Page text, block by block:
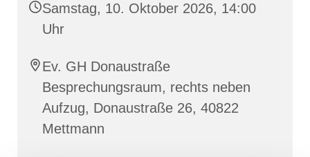
Samstag, 10. Oktober 2026, 14:00
Uhr
Ev. GH Donaustraße
Besprechungsraum, rechts neben
Aufzug, Donaustraße 26, 40822
Mettmann